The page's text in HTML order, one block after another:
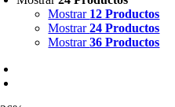
Mostrar 12 Productos
Mostrar24 Productos
Mostrar36 Productos